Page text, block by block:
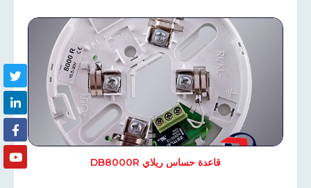
قاعدة حساس ريلاي DB8000R